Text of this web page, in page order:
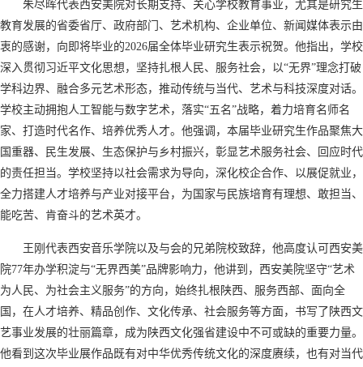
朱尽晖代表西安美院对长期支持、关心学校教育事业，尤其是研究生
教育发展的省委省厅、政府部门、艺术机构、企业单位、新闻媒体表示由
衷的感谢，向即将毕业的2026届全体毕业研究生表示祝贺。他指出，学校
深入贯彻习近平文化思想，坚持扎根人民、服务社会，以“无界”理念打破
学科边界、融合多元艺术形态，推动传统与当代、艺术与科技深度对话。
学校主动拥抱人工智能与数字艺术，落实“五名”战略，着力培育名师名
家、打造时代名作、培养优秀人才。他强调，本届毕业研究生作品聚焦大
国重器、民生发展、生态保护与乡村振兴，彰显艺术服务社会、回应时代
的责任担当。学校坚持以社会需求为导向，深化校企合作、以展促就业，
全力搭建人才培养与产业对接平台，为国家与民族培育有理想、敢担当、
能吃苦、肯奋斗的艺术英才。
王刚代表西安音乐学院以及与会的兄弟院校致辞，他高度认可西安美
院77年办学积淀与“无界西美”品牌影响力，他讲到，西安美院坚守“艺术
为人民、为社会主义服务”的方向，始终扎根陕西、服务西部、面向全
国，在人才培养、精品创作、文化传承、社会服务等方面，书写了陕西文
艺事业发展的壮丽篇章，成为陕西文化强省建设中不可或缺的重要力量。
他看到这次毕业展作品既有对中华优秀传统文化的深度赓续，也有对当代